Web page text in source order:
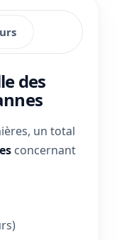
des
un total
concernant